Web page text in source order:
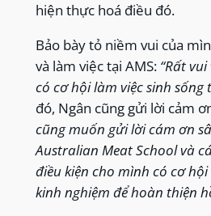
hiện thực hoá điều đó.
Bảo bày tỏ niềm vui của
và làm việc tại AMS: “Rất
có cơ hội làm việc sinh sống
đó, Ngân cũng gửi lời cảm
cũng muốn gửi lời cám ơn
Australian Meat School và
điều kiện cho mình có cơ
kinh nghiệm để hoàn thiện